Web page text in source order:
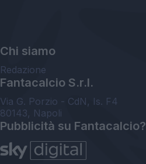
Chi siamo
Redazione
Fantacalcio S.r.l.
Via G. Porzio - CdN, Is. F4
80143, Napoli
Pubblicità su Fantacalcio?